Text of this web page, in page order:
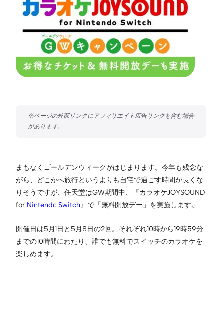
まもなくゴールデンウィークがはじまります。今年も残念な
がら、どこかへ旅行というよりも自宅で過ごす時間が長くな
りそうですが、任天堂はGW期間中、『カラオケJOYSOUND
for Nintendo Switch』で「無料開放デー」を実施します。
開催日は5月1日と5月8日の2回。それぞれ10時から19時59分
までの10時間にわたり、誰でも無料でスイッチのカラオケを
楽しめます。